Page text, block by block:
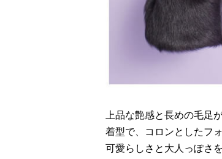
上品な艶感と長めの毛足
着型で、コロンとしたフ
可愛らしさと大人っぽさ